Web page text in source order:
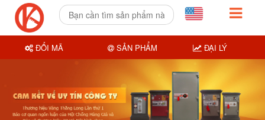
ĐỔI MÃ SẢN PHẨM ĐẠI LÝ